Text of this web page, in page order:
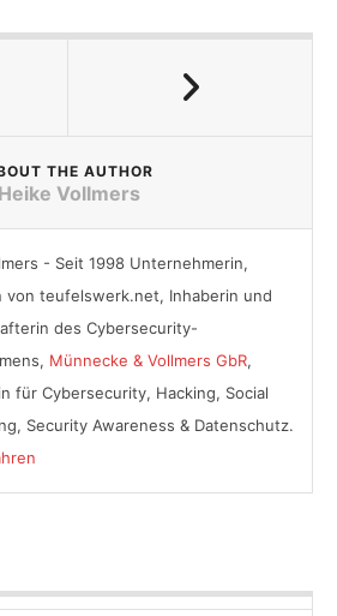
THE AUTHOR
Heike Vollmers
- Seit 1998 Unternehmerin,
von teufelswerk.net, Inhaberin und
des Cybersecurity-
Münnecke & Vollmers GbR,
für Cybersecurity, Hacking, Social
Security Awareness & Datenschutz.